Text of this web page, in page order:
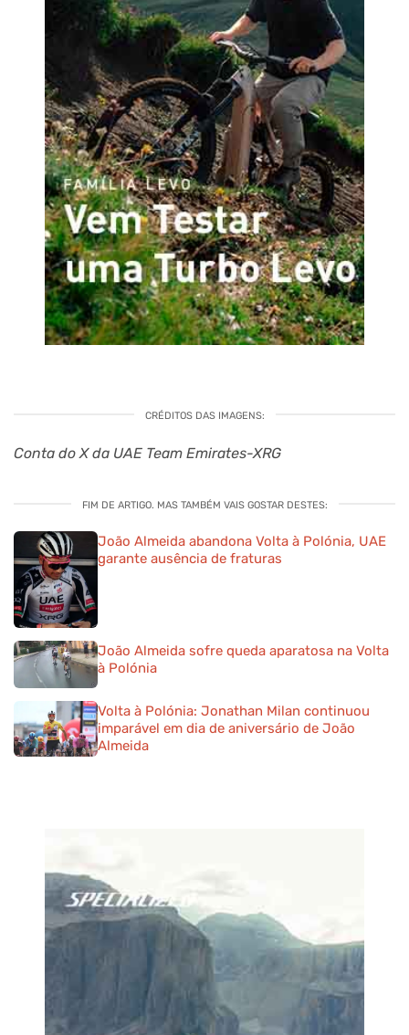
CRÉDITOS DAS IMAGENS:
Conta do X da UAE Team Emirates-XRG
FIM DE ARTIGO. MAS TAMBÉM VAIS GOSTAR DESTES:
João Almeida abandona Volta à Polónia, UAE
garante ausência de fraturas
João Almeida sofre queda aparatosa na Volta
à Polónia
Volta à Polónia: Jonathan Milan continuou
imparável em dia de aniversário de João
Almeida